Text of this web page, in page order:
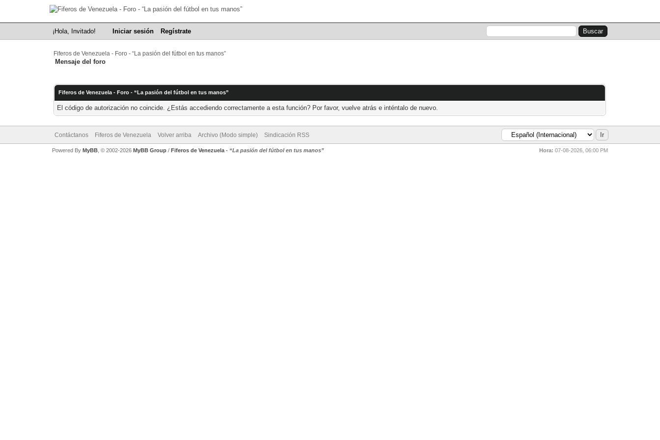
¡Hola, Invitado! Iniciar sesión Regístrate
Fiferos de Venezuela - Foro - “La pasión del fútbol en tus manos”
Mensaje del foro
Fiferos de Venezuela - Foro - “La pasión del fútbol en tus manos”
El código de autorización no coincide. ¿Estás accediendo correctamente a esta función? Por favor, vuelve atrás e inténtalo de nuevo.
Contáctanos Fiferos de Venezuela Volver arriba Archivo (Modo simple) Sindicación RSS
Hora: 07-08-2026, 06:00 PM
Powered By MyBB, © 2002-2026 MyBB Group/ Fiferos de Venezuela- “La pasión del fútbol en tus manos”